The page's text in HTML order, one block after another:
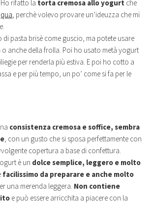
rifatto la torta cremosa allo yogurt che
qua, perchè volevo provare un’ideuzza che mi
pasta brisè come guscio, ma potete usare
o anche della frolla. Poi ho usato metà yogurt
per renderla più estiva. E poi ho cotto a
e per più tempo, un po’ come si fa per le
consistenza cremosa e soffice, sembra
, con un gusto che si sposa perfettamente con
copertura a base di confettura.
è un dolce semplice, leggero e molto
facilissimo da preparare e anche molto
una merenda leggera. Non contiene
e può essere arricchita a piacere con la